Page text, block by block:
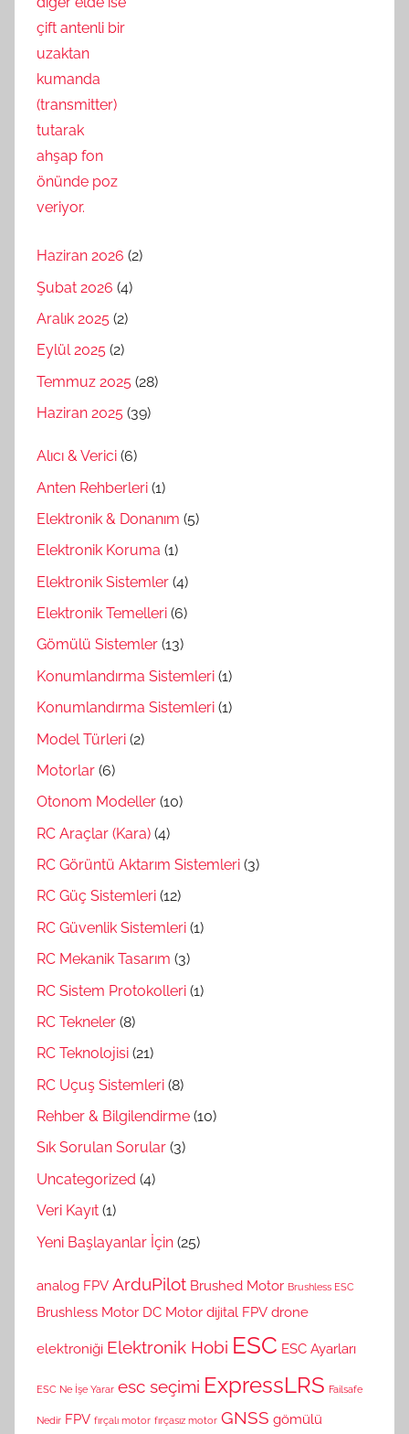
Haziran 2026 (2)
Şubat 2026 (4)
Aralık 2025 (2)
Eylül 2025 (2)
Temmuz 2025 (28)
Haziran 2025 (39)
Alıcı & Verici (6)
Anten Rehberleri (1)
Elektronik & Donanım (5)
Elektronik Koruma (1)
Elektronik Sistemler (4)
Elektronik Temelleri (6)
Gömülü Sistemler (13)
Konumlandırma Sistemleri (1)
Konumlandırma Sistemleri (1)
Model Türleri (2)
Motorlar (6)
Otonom Modeller (10)
RC Araçlar (Kara) (4)
RC Görüntü Aktarım Sistemleri (3)
RC Güç Sistemleri (12)
RC Güvenlik Sistemleri (1)
RC Mekanik Tasarım (3)
RC Sistem Protokolleri (1)
RC Tekneler (8)
RC Teknolojisi (21)
RC Uçuş Sistemleri (8)
Rehber & Bilgilendirme (10)
Sık Sorulan Sorular (3)
Uncategorized (4)
Veri Kayıt (1)
Yeni Başlayanlar İçin (25)
analog FPV ArduPilot Brushed Motor Brushless ESC
Brushless Motor DC Motor dijital FPV drone
elektroniği Elektronik Hobi ESC ESC Ayarları
ESC Ne İşe Yarar esc seçimi ExpressLRS Failsafe
Nedir FPV fırçalı motor fırçasız motor GNSS gömülü